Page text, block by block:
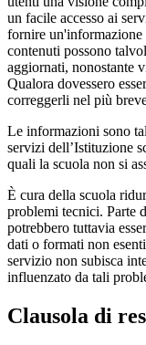
un facile accesso ai
fornire un'informazione
contenuti possono
aggiornati, nonostante
Qualora dovessero
correggerli nel più
Le informazioni sono
servizi dell’Istituzione
quali la scuola non si
È cura della scuola
problemi tecnici. Parte
potrebbero tuttavia
dati o formati non
servizio non subisca
influenzato da tali
Clausola di